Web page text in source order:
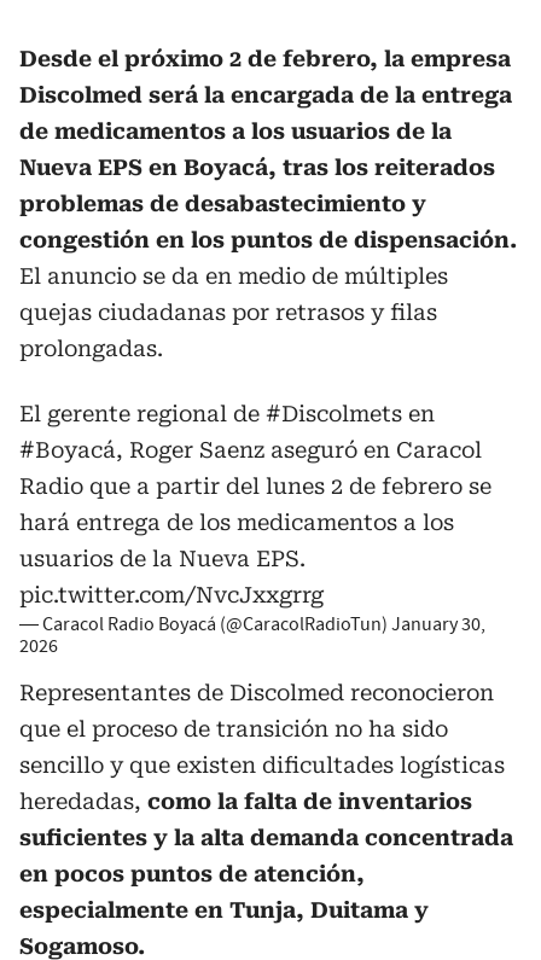
Desde el próximo 2 de febrero, la empresa
Discolmed será la encargada de la entrega
de medicamentos a los usuarios de la
Nueva EPS en Boyacá, tras los reiterados
problemas de desabastecimiento y
congestión en los puntos de dispensación.
El anuncio se da en medio de múltiples
quejas ciudadanas por retrasos y filas
prolongadas.
El gerente regional de #Discolmets en
#Boyacá, Roger Saenz aseguró en Caracol
Radio que a partir del lunes 2 de febrero se
hará entrega de los medicamentos a los
usuarios de la Nueva EPS.
pic.twitter.com/NvcJxxgrrg
— Caracol Radio Boyacá (@CaracolRadioTun) January 30,
2026
Representantes de Discolmed reconocieron
que el proceso de transición no ha sido
sencillo y que existen dificultades logísticas
heredadas, como la falta de inventarios
suficientes y la alta demanda concentrada
en pocos puntos de atención,
especialmente en Tunja, Duitama y
Sogamoso.